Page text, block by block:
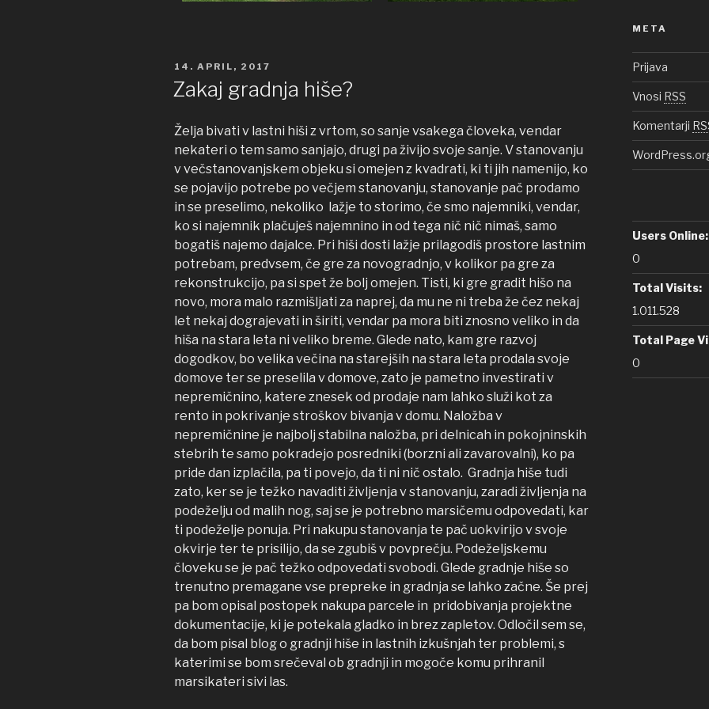
OBJAVLJENO
DNE
14. APRIL, 2017
Zakaj gradnja hiše?
Želja bivati v lastni hiši z vrtom, so sanje vsakega človeka, vendar
nekateri o tem samo sanjajo, drugi pa živijo svoje sanje. V stanovanju
v večstanovanjskem objeku si omejen z kvadrati, ki ti jih namenijo, ko
se pojavijo potrebe po večjem stanovanju, stanovanje pač prodamo
in se preselimo, nekoliko lažje to storimo, če smo najemniki, vendar,
ko si najemnik plačuješ najemnino in od tega nič nič nimaš, samo
bogatiš najemo dajalce. Pri hiši dosti lažje prilagodiš prostore lastnim
potrebam, predvsem, če gre za novogradnjo, v kolikor pa gre za
rekonstrukcijo, pa si spet že bolj omejen. Tisti, ki gre gradit hišo na
novo, mora malo razmišljati za naprej, da mu ne ni treba že čez nekaj
let nekaj dograjevati in širiti, vendar pa mora biti znosno veliko in da
hiša na stara leta ni veliko breme. Glede nato, kam gre razvoj
dogodkov, bo velika večina na starejših na stara leta prodala svoje
domove ter se preselila v domove, zato je pametno investirati v
nepremičnino, katere znesek od prodaje nam lahko služi kot za
rento in pokrivanje stroškov bivanja v domu. Naložba v
nepremičnine je najbolj stabilna naložba, pri delnicah in pokojninskih
stebrih te samo pokradejo posredniki (borzni ali zavarovalni), ko pa
pride dan izplačila, pa ti povejo, da ti ni nič ostalo. Gradnja hiše tudi
zato, ker se je težko navaditi življenja v stanovanju, zaradi življenja na
podeželju od malih nog, saj se je potrebno marsičemu odpovedati, kar
ti podeželje ponuja. Pri nakupu stanovanja te pač uokvirijo v svoje
okvirje ter te prisilijo, da se zgubiš v povprečju. Podeželjskemu
človeku se je pač težko odpovedati svobodi. Glede gradnje hiše so
trenutno premagane vse prepreke in gradnja se lahko začne. Še prej
pa bom opisal postopek nakupa parcele in pridobivanja projektne
dokumentacije, ki je potekala gladko in brez zapletov. Odločil sem se,
da bom pisal blog o gradnji hiše in lastnih izkušnjah ter problemi, s
katerimi se bom srečeval ob gradnji in mogoče komu prihranil
marsikateri sivi las.
META
Prijava
Vnosi RSS
Komentarji
Users Online:
0
Total Visits:
1.011.528
Total Page
0